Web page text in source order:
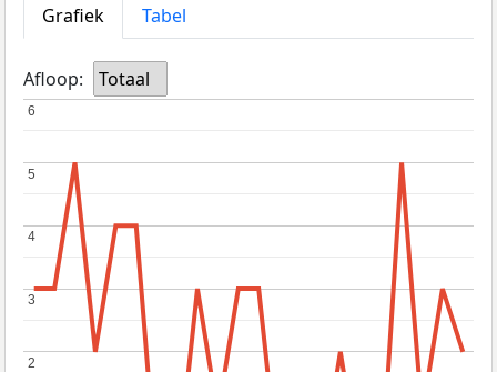
Grafiek
Tabel
Afloop: Totaal
2
2
3
3
4
4
5
5
6
6